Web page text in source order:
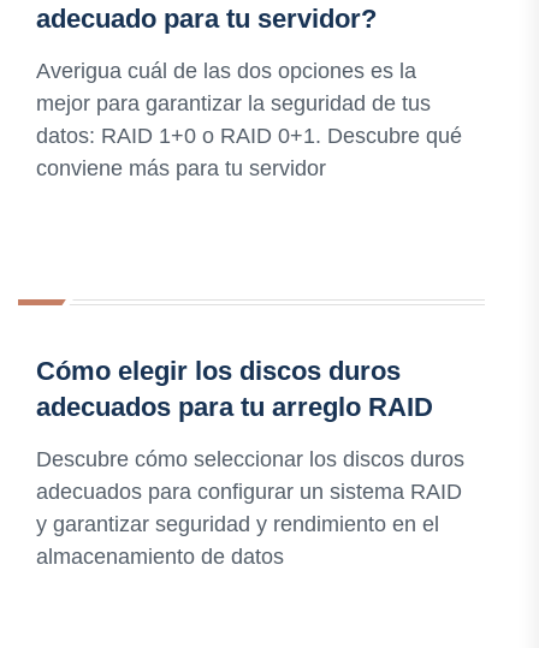
adecuado para tu servidor?
Averigua cuál de las dos opciones es la
mejor para garantizar la seguridad de tus
datos: RAID 1+0 o RAID 0+1. Descubre qué
conviene más para tu servidor
Cómo elegir los discos duros
adecuados para tu arreglo RAID
Descubre cómo seleccionar los discos duros
adecuados para configurar un sistema RAID
y garantizar seguridad y rendimiento en el
almacenamiento de datos